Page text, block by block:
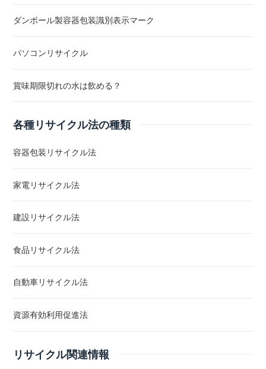
ダンボール製容器包装識別表示マーク
パソコンリサイクル
賞味期限切れの水は飲める？
各種リサイクル法の種類
容器包装リサイクル法
家電リサイクル法
建設リサイクル法
食品リサイクル法
自動車リサイクル法
資源有効利用促進法
リサイクル関連情報